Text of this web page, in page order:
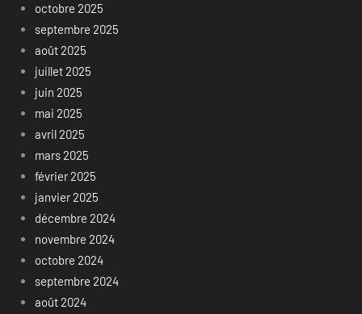
octobre 2025
septembre 2025
août 2025
juillet 2025
juin 2025
mai 2025
avril 2025
mars 2025
février 2025
janvier 2025
décembre 2024
novembre 2024
octobre 2024
septembre 2024
août 2024